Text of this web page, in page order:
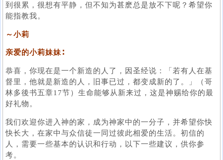
到很累，很想有平静，但不知为甚麽总是放不下呢？希望你
能指教我。
～小莉
亲爱的小莉妹妹∶
恭喜，你现在是一个新造的人了，因圣经说：「若有人在基
督里，他就是新造的人，旧事已过，都变成新的了。」（哥
林多後书五章17节）生命能够从新来过，这是神赐给你的最
好礼物。
我们欢迎你进入神的家，成为神家中的一分子，并希望你快
快长大，在家中与众信徒一同过彼此相爱的生活。初信的
人，需要一些基本的认识和行动，以下一些建议，供你参
考。